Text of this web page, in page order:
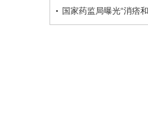
国家药监局曝光“消痞